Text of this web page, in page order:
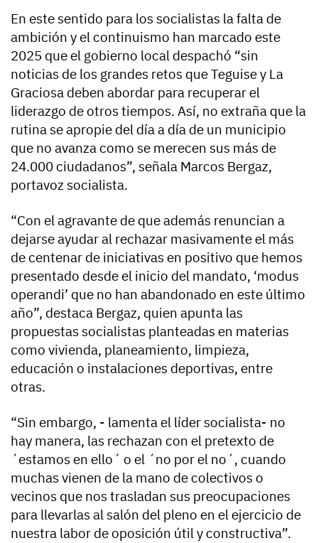
En este sentido para los socialistas la falta de
ambición y el continuismo han marcado este
2025 que el gobierno local despachó “sin
noticias de los grandes retos que Teguise y La
Graciosa deben abordar para recuperar el
liderazgo de otros tiempos. Así, no extraña que la
rutina se apropie del día a día de un municipio
que no avanza como se merecen sus más de
24.000 ciudadanos”, señala Marcos Bergaz,
portavoz socialista.
“Con el agravante de que además renuncian a
dejarse ayudar al rechazar masivamente el más
de centenar de iniciativas en positivo que hemos
presentado desde el inicio del mandato, ‘modus
operandi’ que no han abandonado en este último
año”, destaca Bergaz, quien apunta las
propuestas socialistas planteadas en materias
como vivienda, planeamiento, limpieza,
educación o instalaciones deportivas, entre
otras.
“Sin embargo, - lamenta el líder socialista- no
hay manera, las rechazan con el pretexto de
´estamos en ello´ o el ´no por el no´, cuando
muchas vienen de la mano de colectivos o
vecinos que nos trasladan sus preocupaciones
para llevarlas al salón del pleno en el ejercicio de
nuestra labor de oposición útil y constructiva”.